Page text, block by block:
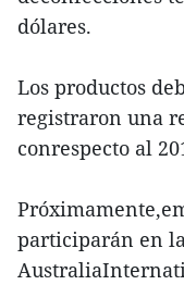
dólares.
Los productos
registraron una
conrespecto al
participarán en